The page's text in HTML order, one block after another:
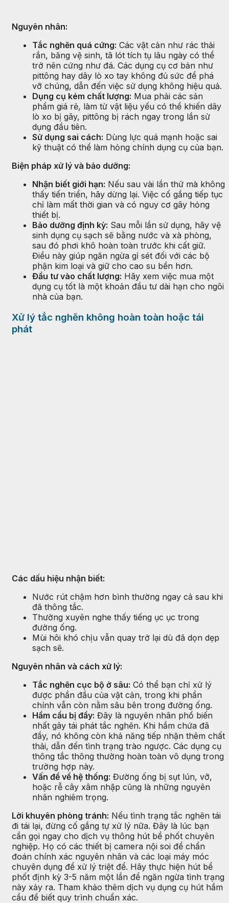
Nguyên nhân:
Tắc nghẽn quá cứng: Các vật cản như rác thải
rắn, băng vệ sinh, tã lót tích tụ lâu ngày có thể
trở nên cứng như đá. Các dụng cụ cơ bản như
pittông hay dây lò xo tay không đủ sức để phá
vỡ chúng, dẫn đến việc sử dụng không hiệu quả.
Dụng cụ kém chất lượng: Mua phải các sản
phẩm giá rẻ, làm từ vật liệu yếu có thể khiến dây
lò xo bị gãy, pittông bị rách ngay trong lần sử
dụng đầu tiên.
Sử dụng sai cách: Dùng lực quá mạnh hoặc sai
kỹ thuật có thể làm hỏng chính dụng cụ của bạn.
Biện pháp xử lý và bảo dưỡng:
Nhận biết giới hạn: Nếu sau vài lần thử mà không
thấy tiến triển, hãy dừng lại. Việc cố gắng tiếp tục
chỉ làm mất thời gian và có nguy cơ gây hỏng
thiết bị.
Bảo dưỡng định kỳ: Sau mỗi lần sử dụng, hãy vệ
sinh dụng cụ sạch sẽ bằng nước và xà phòng,
sau đó phơi khô hoàn toàn trước khi cất giữ.
Điều này giúp ngăn ngừa gỉ sét đối với các bộ
phận kim loại và giữ cho cao su bền hơn.
Đầu tư vào chất lượng: Hãy xem việc mua một
dụng cụ tốt là một khoản đầu tư dài hạn cho ngôi
nhà của bạn.
Xử lý tắc nghẽn không hoàn toàn hoặc tái
phát
Các dấu hiệu nhận biết:
Nước rút chậm hơn bình thường ngay cả sau khi
đã thông tắc.
Thường xuyên nghe thấy tiếng ục ục trong
đường ống.
Mùi hôi khó chịu vẫn quay trở lại dù đã dọn dẹp
sạch sẽ.
Nguyên nhân và cách xử lý:
Tắc nghẽn cục bộ ở sâu: Có thể bạn chỉ xử lý
được phần đầu của vật cản, trong khi phần
chính vẫn còn nằm sâu bên trong đường ống.
Hầm cầu bị đầy: Đây là nguyên nhân phổ biến
nhất gây tái phát tắc nghẽn. Khi hầm chứa đã
đầy, nó không còn khả năng tiếp nhận thêm chất
thải, dẫn đến tình trạng trào ngược. Các dụng cụ
thông tắc thông thường hoàn toàn vô dụng trong
trường hợp này.
Vấn đề về hệ thống: Đường ống bị sụt lún, vỡ,
hoặc rễ cây xâm nhập cũng là những nguyên
nhân nghiêm trọng.
Lời khuyên phòng tránh: Nếu tình trạng tắc nghẽn tái
đi tái lại, đừng cố gắng tự xử lý nữa. Đây là lúc bạn
cần gọi ngay cho dịch vụ thông hút bể phốt chuyên
nghiệp. Họ có các thiết bị camera nội soi để chẩn
đoán chính xác nguyên nhân và các loại máy móc
chuyên dụng để xử lý triệt để. Hãy thực hiện hút bể
phốt định kỳ 3-5 năm một lần để ngăn ngừa tình trạng
này xảy ra. Tham khảo thêm dịch vụ dụng cụ hút hầm
cầu để biết quy trình chuẩn xác.